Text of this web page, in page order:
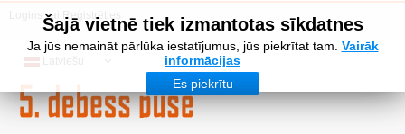
Šajā vietnē tiek izmantotas sīkdatnes
Ja jūs nemaināt pārlūka iestatījumus, jūs piekrītat tam. Vairāk
informācijas
Es piekrītu
vai Reģistrēties